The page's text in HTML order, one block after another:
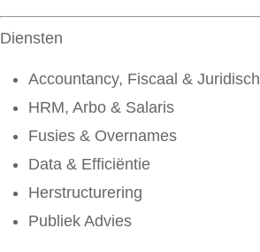
Diensten
Accountancy, Fiscaal & Juridisch
HRM, Arbo & Salaris
Fusies & Overnames
Data & Efficiëntie
Herstructurering
Publiek Advies